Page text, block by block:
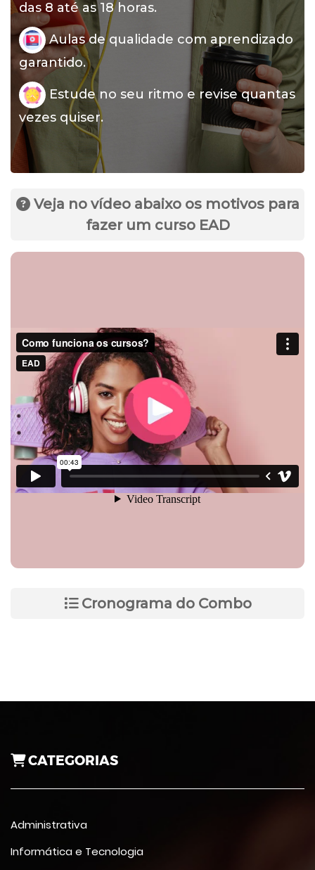
das 8 até as 18 horas.
Aulas de qualidade com aprendizado
garantido.
Estude no seu ritmo e revise quantas
vezes quiser.
Veja no vídeo abaixo os motivos para
fazer um curso EAD
Cronograma do Combo
CATEGORIAS
Administrativa
Informática e Tecnologia